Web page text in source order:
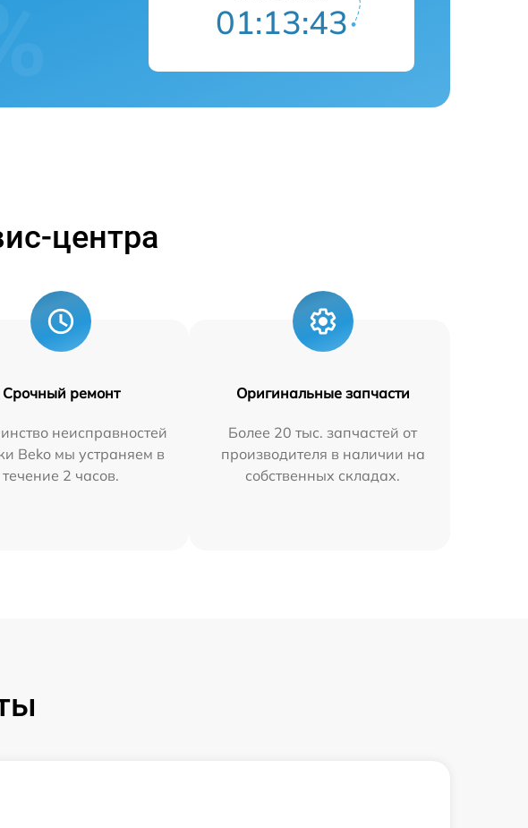
01:13:42
центра
Срочный ремонт
неисправностей
Beko мы устраняем в
течение 2 часов.
Оригинальные запчасти
Более 20 тыс. запчастей от
производителя в наличии на
собственных складах.